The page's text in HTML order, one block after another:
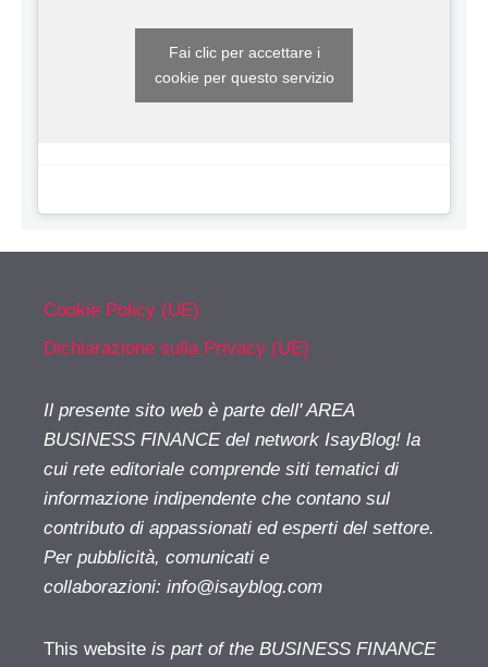
Fai clic per accettare i
cookie per questo servizio
Cookie Policy (UE)
Dichiarazione sulla Privacy (UE)
Il presente sito web è parte dell' AREA
BUSINESS FINANCE del network IsayBlog! la
cui rete editoriale comprende siti tematici di
informazione indipendente che contano sul
contributo di appassionati ed esperti del settore.
Per pubblicità, comunicati e
collaborazioni: info@isayblog.com
This website is part of the BUSINESS FINANCE